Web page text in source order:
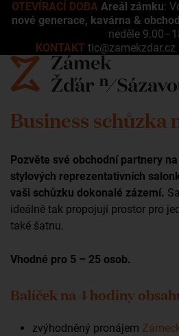
OTEVÍRACÍ DOBA Areál zámku:
nové generace, kavárna & obchod
neděle
KONTAKT tic@zamekzdar.cz
Business schůzka
Pozvěte své obchodní partnery
stylových reprezentativních
vaši schůzku dokonalé zázemí.
ideálně tak propojují prostor pro
také šatnu.
Vhodné pro 5 – 25 osob.
Balíček na 4 hodiny
zvýhodněný pronájem